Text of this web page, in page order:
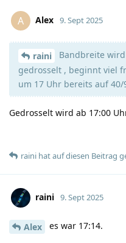
A Alex 9. Sept 2025
raini
Bandbreite
gedrosselt , beginnt viel
um 17 Uhr bereits auf
Gedrosselt wird ab 17:00
raini hatauf diesen Beitrag
raini 9. Sept 2025
Alex es war 17:14.